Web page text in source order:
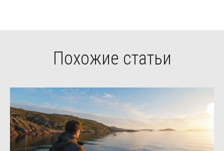
Похожие статьи